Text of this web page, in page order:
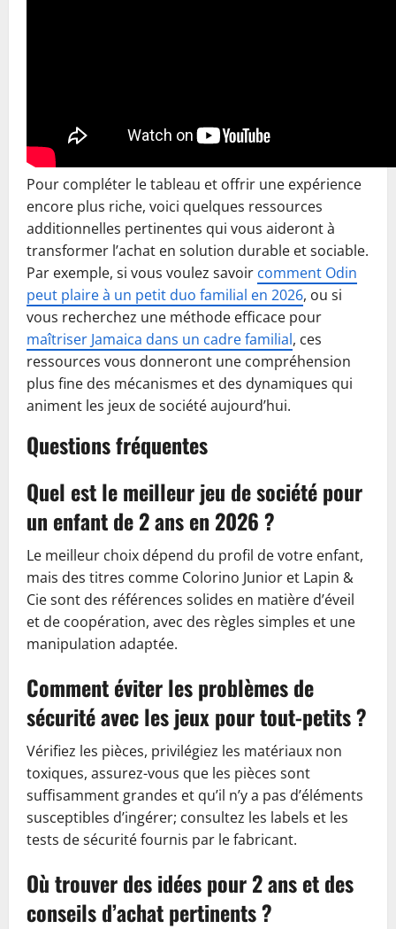
Pour compléter le tableau et offrir une expérience
encore plus riche, voici quelques ressources
additionnelles pertinentes qui vous aideront à
transformer l’achat en solution durable et sociable.
Par exemple, si vous voulez savoir comment Odin
peut plaire à un petit duo familial en 2026, ou si
vous recherchez une méthode efficace pour
maîtriser Jamaica dans un cadre familial, ces
ressources vous donneront une compréhension
plus fine des mécanismes et des dynamiques qui
animent les jeux de société aujourd’hui.
Questions fréquentes
Quel est le meilleur jeu de société pour
un enfant de 2 ans en 2026 ?
Le meilleur choix dépend du profil de votre enfant,
mais des titres comme Colorino Junior et Lapin &
Cie sont des références solides en matière d’éveil
et de coopération, avec des règles simples et une
manipulation adaptée.
Comment éviter les problèmes de
sécurité avec les jeux pour tout-petits ?
Vérifiez les pièces, privilégiez les matériaux non
toxiques, assurez-vous que les pièces sont
suffisamment grandes et qu’il n’y a pas d’éléments
susceptibles d’ingérer; consultez les labels et les
tests de sécurité fournis par le fabricant.
Où trouver des idées pour 2 ans et des
conseils d’achat pertinents ?